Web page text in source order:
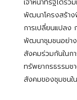
เจ้าหน้าที่รัฐได้ร่ว
พัฒนาโครงสร้าง
การเปลี่ยนแปลง
พัฒนาชุมชนอย่าง
สังคมร่วมกันในก
ทรัพยากรธรรมช
สังคมของชุมชนใ